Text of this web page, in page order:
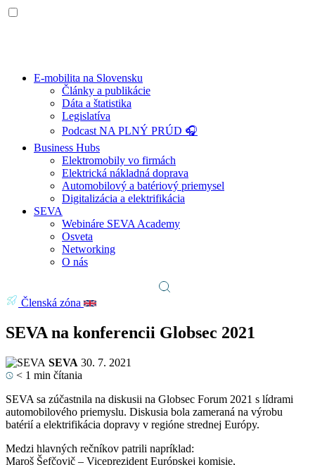
E-mobilita na Slovensku
Články a publikácie
Dáta a štatistika
Legislatíva
Podcast NA PLNÝ PRÚD 🎧
Business Hubs
Elektromobily vo firmách
Elektrická nákladná doprava
Automobilový a batériový priemysel
Digitalizácia a elektrifikácia
SEVA
Webináre SEVA Academy
Osveta
Networking
O nás
Členská zóna
SEVA na konferencii Globsec 2021
SEVA 30. 7. 2021
< 1 min čítania
SEVA sa zúčastnila na diskusii na Globsec Forum 2021 s lídrami
automobilového priemyslu. Diskusia bola zameraná na výrobu
batérií a elektrifikácia dopravy v regióne strednej Európy.
Medzi hlavných rečníkov patrili napríklad:
Maroš Šefčovič – Viceprezident Európskej komisie,